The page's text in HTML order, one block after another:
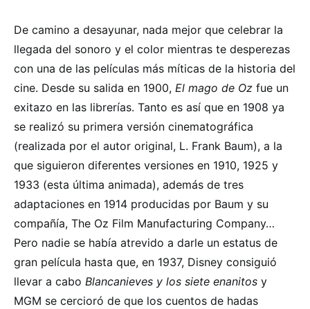
De camino a desayunar, nada mejor que celebrar la
llegada del sonoro y el color mientras te desperezas
con una de las películas más míticas de la historia del
cine. Desde su salida en 1900, El mago de Oz fue un
exitazo en las librerías. Tanto es así que en 1908 ya
se realizó su primera versión cinematográfica
(realizada por el autor original, L. Frank Baum), a la
que siguieron diferentes versiones en 1910, 1925 y
1933 (esta última animada), además de tres
adaptaciones en 1914 producidas por Baum y su
compañía, The Oz Film Manufacturing Company…
Pero nadie se había atrevido a darle un estatus de
gran película hasta que, en 1937, Disney consiguió
llevar a cabo Blancanieves y los siete enanitos y
MGM se cercioró de que los cuentos de hadas